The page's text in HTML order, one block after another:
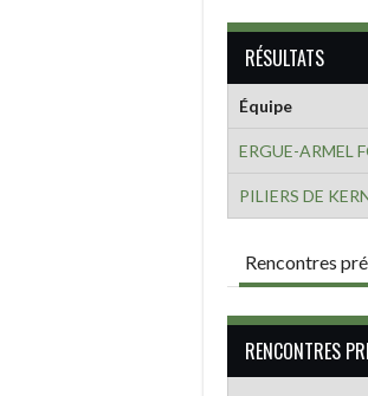
RÉSULTATS
Équipe
ERGUE-ARMEL
PILIERS DE
Rencontres
RENCONTRES